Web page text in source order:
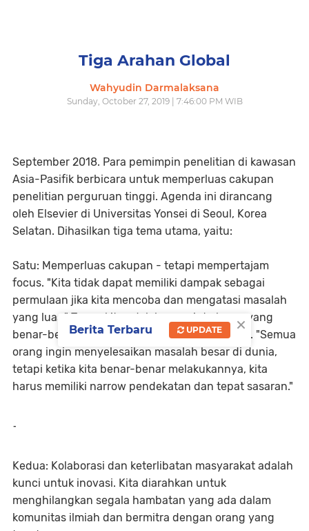
Tiga Arahan Global
Wahyudin Darmalaksana
Sunday, October 27, 2019 | 7:46:00 PM WIB
September 2018. Para pemimpin penelitian di kawasan
Asia-Pasifik berbicara untuk memperluas cakupan
penelitian perguruan tinggi. Agenda ini dirancang
oleh Elsevier di Universitas Yonsei di Seoul, Korea
Selatan. Dihasilkan tiga tema utama, yaitu:
Satu: Memperluas cakupan - tetapi mempertajam
focus. "Kita tidak dapat memiliki dampak sebagai
permulaan jika kita mencoba dan mengatasi masalah
yang luas." Tugas kita adalah mencipta karya yang
benar-benar unik agar benar-benar luar biasa. "Semua
orang ingin menyelesaikan masalah besar di dunia,
tetapi ketika kita benar-benar melakukannya, kita
harus memiliki narrow pendekatan dan tepat sasaran."
-
Kedua: Kolaborasi dan keterlibatan masyarakat adalah
kunci untuk inovasi. Kita diarahkan untuk
menghilangkan segala hambatan yang ada dalam
komunitas ilmiah dan bermitra dengan orang yang
×
Berita Terbaru UPDATE